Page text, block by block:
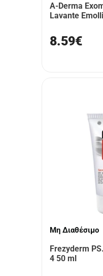
A-Derma
Lavante
8.59€
Μη Διαθέσιμο
Frezyderm
4 50 ml